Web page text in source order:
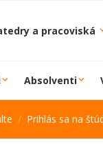
a pracoviská
Absolventi
Prihlás sa na